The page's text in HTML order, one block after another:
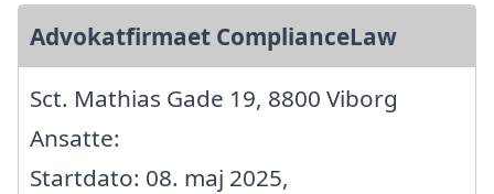
Advokatfirmaet ComplianceLaw
Sct. Mathias Gade 19, 8800 Viborg
Ansatte:
Startdato: 08. maj 2025,